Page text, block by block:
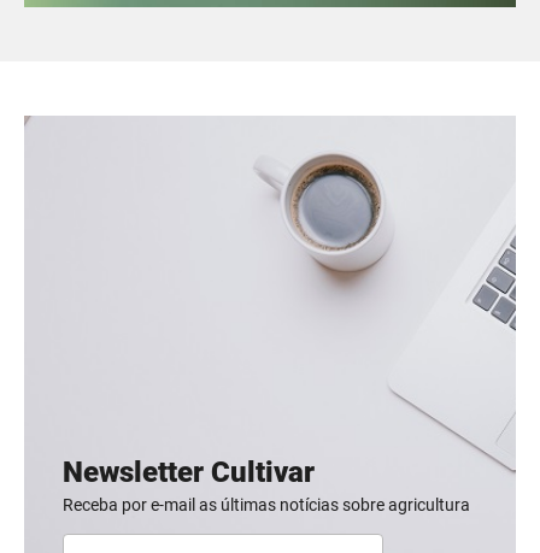
Newsletter Cultivar
Receba por e-mail as últimas notícias sobre agricultura